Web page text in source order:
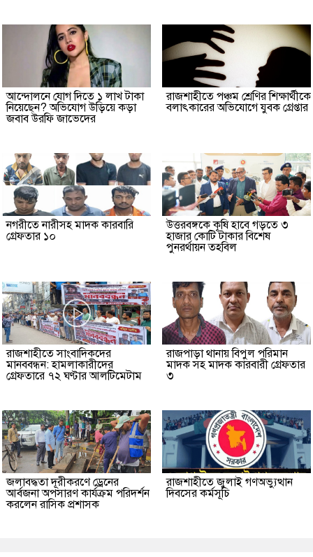
আন্দোলনে যোগ দিতে ১ লাখ টাকা
নিয়েছেন? অভিযোগ উড়িয়ে কড়া
জবাব উরফি জাভেদের
রাজশাহীতে পঞ্চম শ্রেণির শিক্ষার্থীকে
বলাৎকারের অভিযোগে যুবক গ্রেপ্তার
নগরীতে নারীসহ মাদক কারবারি
গ্রেফতার ১০
উত্তরবঙ্গকে কৃষি হাবে গড়তে ৩
হাজার কোটি টাকার বিশেষ
পুনরর্থায়ন তহবিল
রাজশাহীতে সাংবাদিকদের
মানববন্ধন: হামলাকারীদের
গ্রেফতারে ৭২ ঘণ্টার আলটিমেটাম
রাজপাড়া থানায় বিপুল পরিমান
মাদক সহ মাদক কারবারী গ্রেফতার
৩
জলাবদ্ধতা দূরীকরণে ড্রেনের
আর্বজনা অপসারণ কার্যক্রম পরিদর্শন
করলেন রাসিক প্রশাসক
রাজশাহীতে জুলাই গণঅভ্যুত্থান
দিবসের কর্মসূচি